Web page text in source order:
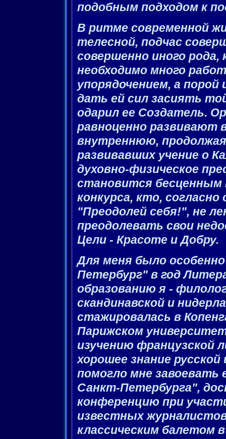
подобным подходом к
В ритме современной
телесной, подчас
совершенно иного рода,
необходимо много
упорядочением, а
дать ей сил засиять
одарил ее Создатель.
равноценно развивают
внутреннюю,
развивавших учение о
духовно-физическое
становится бесценным
конкурса, кто,
"Преодолей себя!", не
преодолевать свои
Цели - Красоте и Добру.
Для меня было
Петербург" в год
образованию я -
скандинавской и
стажировалась в
Парижском
изучению французской
хорошее знание
помогло мне
Санкт-Петербурга",
конференцию при
известных
классическим балетом